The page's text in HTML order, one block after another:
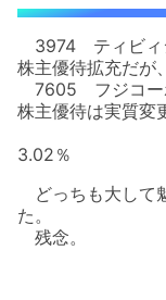
3974 ティビィ
株主優待拡充だが
7605 フジコ
株主優待は実質変
自分
3.02％
どっちも大して
た。
残念。